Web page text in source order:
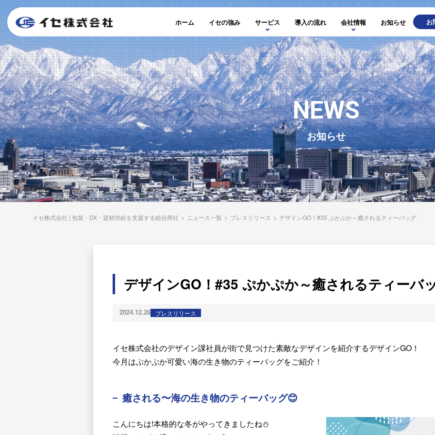
ホーム イセの強み サービス 導入の流れ 会社情報 お知らせ お
NEWS
お知らせ
イセ株式会社 | 包装・DX・資材供給を支援する総合商社 > ニュース一覧 > プレスリリース > デザインGO！#35 ぷかぷか～癒されるティーバッグ
デザインGO！#35 ぷかぷか～癒されるティーバ
2024.12.26 プレスリリース
イセ株式会社のデザイン課社員が街で見つけた素敵なデザインを紹介するデザインGO！
今月はぷかぷか可愛い海の生き物のティーバッグをご紹介！
癒される〜海の生き物のティーバッグ😊
こんにちは!本格的な冬がやってきましたね⛄